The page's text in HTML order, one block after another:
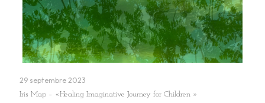
29 septembre 2023
Iris Map – «Healing Imaginative Journey for Children »